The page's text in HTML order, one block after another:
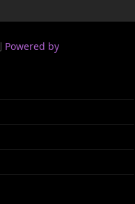
Powered by